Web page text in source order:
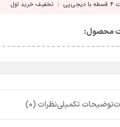
محصول:​
توضیحات تکمیلینظرات (0)